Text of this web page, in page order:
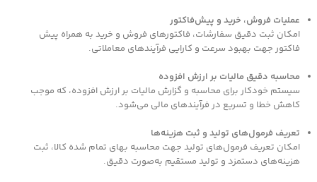
عملیات فروش، خرید و پیش‌فاکتور
امکان ثبت دقیق سفارشات، فاکتورهای فروش و خرید به همراه پیش
فاکتور جهت بهبود سرعت و کارایی فرآیندهای معاملاتی.
محاسبه دقیق مالیات بر ارزش افزوده
سیستم خودکار برای محاسبه و گزارش مالیات بر ارزش افزوده، که موجب
کاهش خطا و تسریع در فرآیندهای مالی می‌شود.
تعریف فرمول‌های تولید و ثبت هزینه‌ها
امکان تعریف فرمول‌های تولید جهت محاسبه بهای تمام شده کالا، ثبت
هزینه‌های دستمزد و تولید مستقیم به‌صورت دقیق.